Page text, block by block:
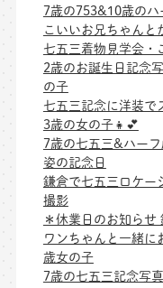
7歳の753&10歳のハ
こいいお兄ちゃんと
七五三着物見学会・
2歳のお誕生日記念
の子
七五三記念に洋装で
3歳の女の子👧💕
7歳の七五三&ハー
姿の記念日
鎌倉で七五三ロケー
撮影
＊休業日のお知ら
ワンちゃんと一緒
歳女の子
7歳の七五三記念写